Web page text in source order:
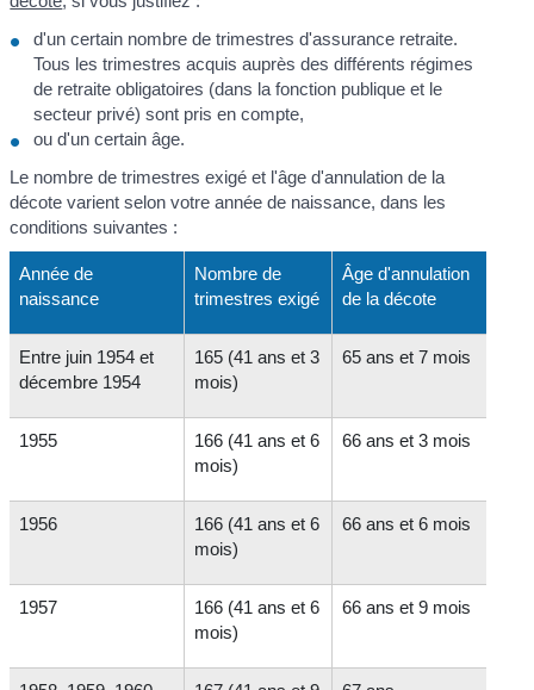
d'un certain nombre de trimestres d'assurance retraite.
Tous les trimestres acquis auprès des différents régimes
de retraite obligatoires (dans la fonction publique et le
secteur privé) sont pris en compte,
ou d'un certain âge.
Le nombre de trimestres exigé et l'âge d'annulation de la
décote varient selon votre année de naissance, dans les
conditions suivantes :
Année de
naissance
Nombre de
trimestres exigé
Âge d'annulation
de la décote
Entre juin 1954 et
décembre 1954
165 (41 ans et 3
mois)
65 ans et 7 mois
1955
166 (41 ans et 6
mois)
66 ans et 3 mois
1956
166 (41 ans et 6
mois)
66 ans et 6 mois
1957
166 (41 ans et 6
mois)
66 ans et 9 mois